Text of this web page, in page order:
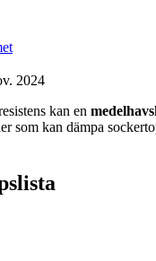
2024
kan en
som kan dämpa